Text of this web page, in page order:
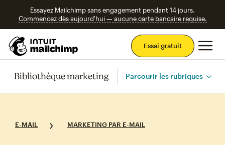
Essayez Mailchimp sans engagement pendant 14 jours.
Commencez dès aujourd'hui — aucune carte bancaire requise.
Essai gratuit
Bibliothèque marketing Parcourir les rubriques
E-MAIL MARKETING PAR E-MAIL